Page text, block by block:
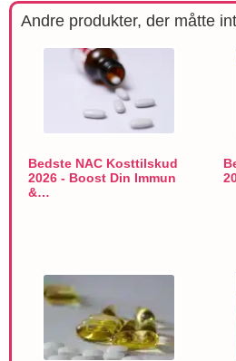
Andre produkter, der måtte
Bedste NAC Kosttilskud
2026 - Boost Din Immun
&…